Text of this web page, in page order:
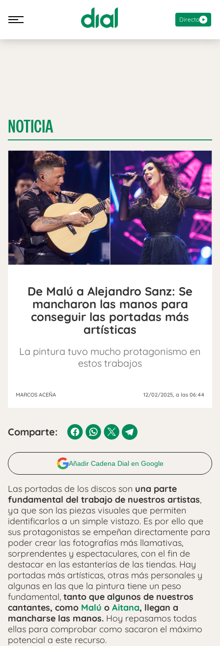
Directo
NOTICIA
De Malú a Alejandro Sanz: Se
mancharon las manos para
conseguir las portadas más
artísticas
La pintura tuvo mucho protagonismo en
estos trabajos
MARCOS ACEÑA 12/02/2025, a las 06:44
Comparte:
Añadir Cadena Dial en Google
Las portadas de los discos son una parte
fundamental del trabajo de nuestros artistas,
ya que son las piezas visuales que permiten
identificarlos a un simple vistazo. Es por ello que
sus protagonistas se empeñan directamente para
poder crear las fotografías más llamativas,
sorprendentes y espectaculares, con el fin de
destacar en las estanterías de las tiendas. Hay
portadas más artísticas, otras más personales y
algunas en las que la pintura tiene un peso
fundamental, tanto que algunos de nuestros
cantantes, como Malú o Aitana, llegan a
mancharse las manos. Hoy repasamos todas
ellas para comprobar como sacaron el máximo
potencial a este recurso.